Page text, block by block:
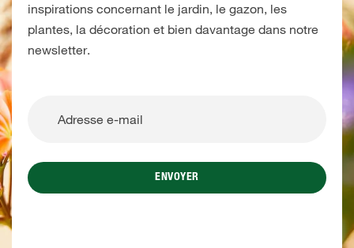
inspirations concernant le jardin, le gazon, les
plantes, la décoration et bien davantage dans notre
newsletter.
ENVOYER